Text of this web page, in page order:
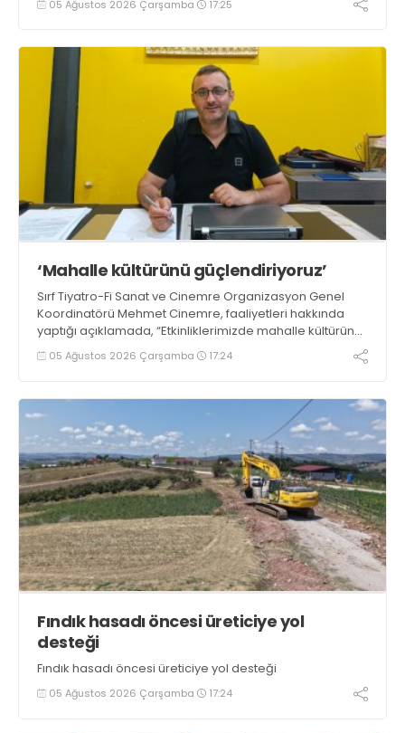
açıklamada, “Yaklaşık 40 farklı sanat dalı tanıtılacak”
05 Ağustos 2026 Çarşamba 17:25
‘Mahalle kültürünü güçlendiriyoruz’
Sırf Tiyatro-Fi Sanat ve Cinemre Organizasyon Genel
Koordinatörü Mehmet Cinemre, faaliyetleri hakkında
yaptığı açıklamada, “Etkinliklerimizde mahalle kültürünü
ve birlik beraberlik duygusunu güçlendirmeyi
hedefliyoruz” dedi
05 Ağustos 2026 Çarşamba 17:24
Fındık hasadı öncesi üreticiye yol
desteği
Fındık hasadı öncesi üreticiye yol desteği
05 Ağustos 2026 Çarşamba 17:24